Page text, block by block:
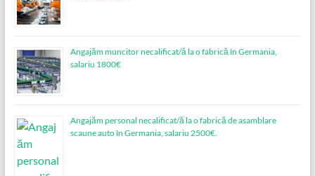
Angajăm muncitor necalificat/ă la o fabrică în Germania,
salariu 1800€
Angajăm personal necalificat/ă la o fabrică de asamblare
scaune auto în Germania, salariu 2500€.